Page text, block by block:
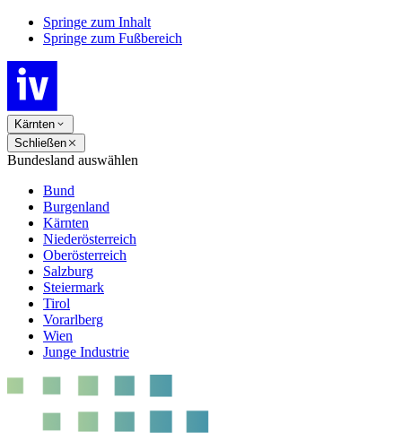
Springe zum Inhalt
Springe zum Fußbereich
Kärnten
Schließen
Bundesland auswählen
Bund
Burgenland
Kärnten
Niederösterreich
Oberösterreich
Salzburg
Steiermark
Tirol
Vorarlberg
Wien
Junge Industrie